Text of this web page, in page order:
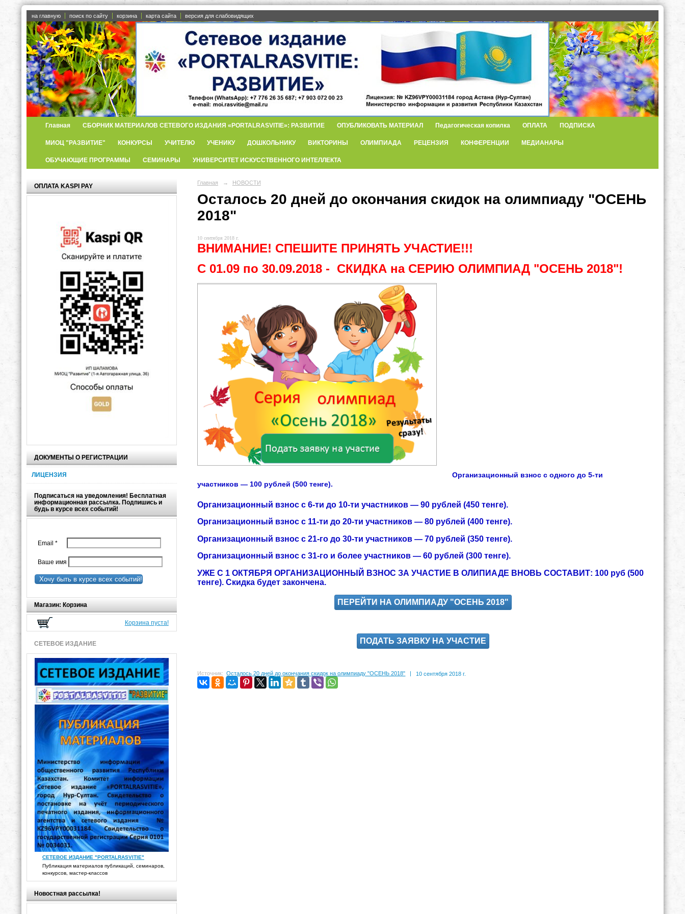
на главную поиск по сайту корзина карта сайта версия для слабовидящих
Главная СБОРНИК МАТЕРИАЛОВ СЕТЕВОГО ИЗДАНИЯ «PORTALRASVITIE»: РАЗВИТИЕ ОПУБЛИКОВАТЬ МАТЕРИАЛ Педагогическая копилка ОПЛАТА ПОДПИСКА
МИОЦ "РАЗВИТИЕ" КОНКУРСЫ УЧИТЕЛЮ УЧЕНИКУ ДОШКОЛЬНИКУ ВИКТОРИНЫ ОЛИМПИАДА РЕЦЕНЗИЯ КОНФЕРЕНЦИИ МЕДИАНАРЫ
ОБУЧАЮЩИЕ ПРОГРАММЫ СЕМИНАРЫ УНИВЕРСИТЕТ ИСКУССТВЕННОГО ИНТЕЛЛЕКТА
ОПЛАТА KASPI PAY
ДОКУМЕНТЫ О РЕГИСТРАЦИИ
ЛИЦЕНЗИЯ
Подписаться на уведомления! Бесплатная
информационная рассылка. Подпишись и
будь в курсе всех событий!
Email *
Ваше имя
Хочу быть в курсе всех событий!
Магазин: Корзина
Корзина пуста!
СЕТЕВОЕ ИЗДАНИЕ
СЕТЕВОЕ ИЗДАНИЕ "PORTALRASVITIE"
Публикация материалов публикаций, семинаров,
конкурсов, мастер-классов
Новостная рассылка!
Главная → НОВОСТИ
Осталось 20 дней до окончания скидок на олимпиаду "ОСЕНЬ
2018"
10 сентября 2018 г.
ВНИМАНИЕ! СПЕШИТЕ ПРИНЯТЬ УЧАСТИЕ!!!
С 01.09 по 30.09.2018 - СКИДКА на СЕРИЮ ОЛИМПИАД "ОСЕНЬ 2018"!
Организационный взнос с одного до 5-ти
участников — 100 рублей (500 тенге).
Организационный взнос с 6-ти до 10-ти участников — 90 рублей (450 тенге).
Организационный взнос с 11-ти до 20-ти участников — 80 рублей (400 тенге).
Организационный взнос с 21-го до 30-ти участников — 70 рублей (350 тенге).
Организационный взнос с 31-го и более участников — 60 рублей (300 тенге).
УЖЕ С 1 ОКТЯБРЯ ОРГАНИЗАЦИОННЫЙ ВЗНОС ЗА УЧАСТИЕ В ОЛИПИАДЕ ВНОВЬ СОСТАВИТ: 100 руб (500
тенге). Скидка будет закончена.
ПЕРЕЙТИ НА ОЛИМПИАДУ "ОСЕНЬ 2018"
ПОДАТЬ ЗАЯВКУ НА УЧАСТИЕ
Источник: Осталось 20 дней до окончания скидок на олимпиаду "ОСЕНЬ 2018" | 10 сентября 2018 г.